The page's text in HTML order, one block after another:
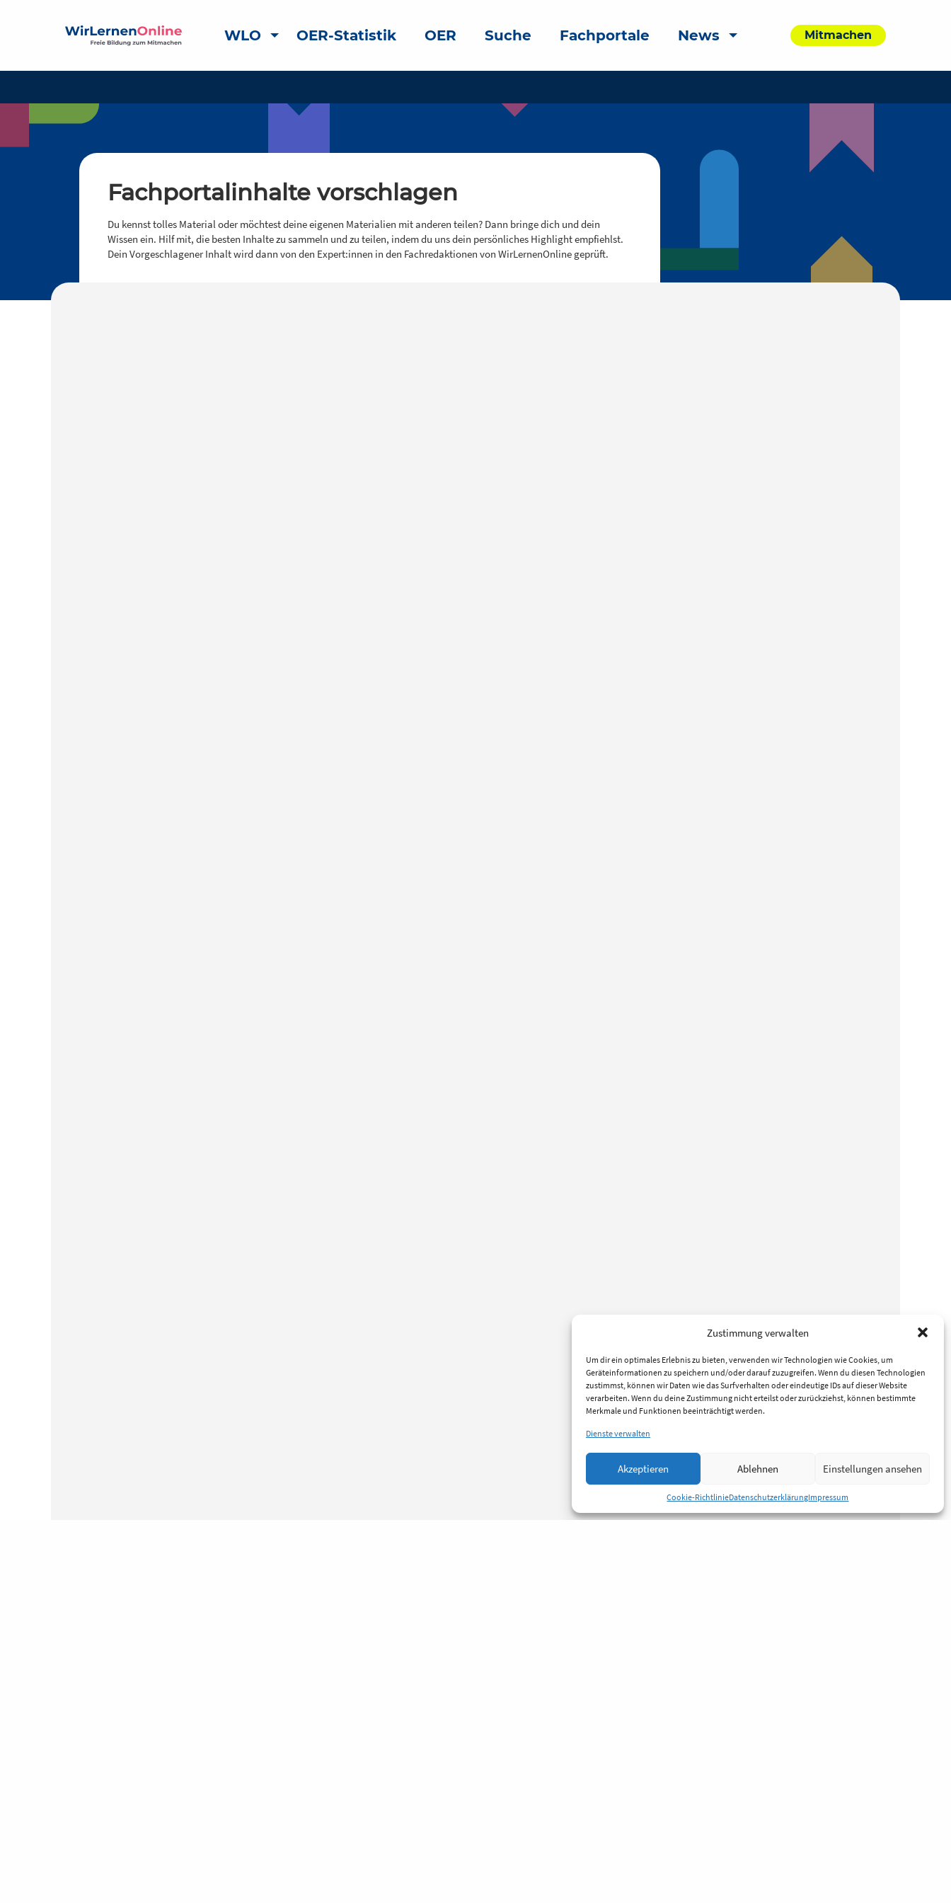
Zustimmung verwalten
Um dir ein optimales Erlebnis zu bieten, verwenden wir Technologien wie Cookies, um
Geräteinformationen zu speichern und/oder darauf zuzugreifen. Wenn du diesen Technologien
zustimmst, können wir Daten wie das Surfverhalten oder eindeutige IDs auf dieser Website
verarbeiten. Wenn du deine Zustimmung nicht erteilst oder zurückziehst, können bestimmte
Merkmale und Funktionen beeinträchtigt werden.
Dienste verwalten
Akzeptieren Ablehnen Einstellungen ansehen
Cookie-RichtlinieDatenschutzerklärungImpressum
WLO OER-Statistik OER Suche Fachportale News Mitmachen
Fachportalinhalte vorschlagen
Du kennst tolles Material oder möchtest deine eigenen Materialien mit anderen teilen? Dann bringe dich und dein
Wissen ein. Hilf mit, die besten Inhalte zu sammeln und zu teilen, indem du uns dein persönliches Highlight empfiehlst.
Dein Vorgeschlagener Inhalt wird dann von den Expert:innen in den Fachredaktionen von WirLernenOnline geprüft.